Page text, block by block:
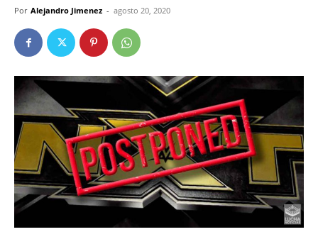
Por Alejandro Jimenez - agosto 20, 2020